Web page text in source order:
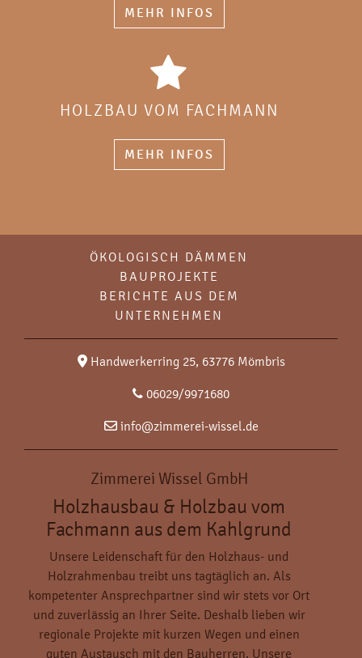
MEHR INFOS
HOLZBAU VOM FACHMANN
MEHR INFOS
ÖKOLOGISCH DÄMMEN
BAUPROJEKTE
BERICHTE AUS DEM
UNTERNEHMEN
Handwerkerring 25, 63776 Mömbris
06029/9971680
info@zimmerei-wissel.de
Zimmerei Wissel GmbH
Holzhausbau & Holzbau vom
Fachmann aus dem Kahlgrund
Unsere Leidenschaft für den Holzhaus- und
Holzrahmenbau treibt uns tagtäglich an. Als
kompetenter Ansprechpartner sind wir stets vor Ort
und zuverlässig an Ihrer Seite. Deshalb lieben wir
regionale Projekte mit kurzen Wegen und einen
guten Austausch mit den Bauherren. Unsere